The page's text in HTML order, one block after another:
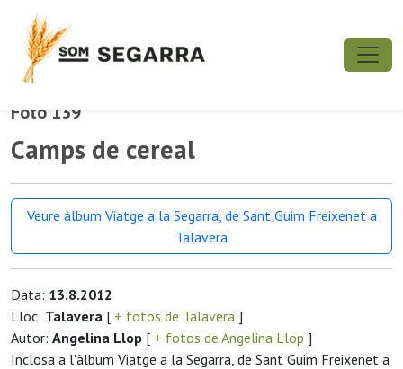
Foto 139
Camps de cereal
Veure àlbum Viatge a la Segarra, de Sant Guim Freixenet a
Talavera
Data: 13.8.2012
Lloc: Talavera [ + fotos de Talavera ]
Autor: Angelina Llop [ + fotos de Angelina Llop ]
Inclosa a l'àlbum Viatge a la Segarra, de Sant Guim Freixenet a